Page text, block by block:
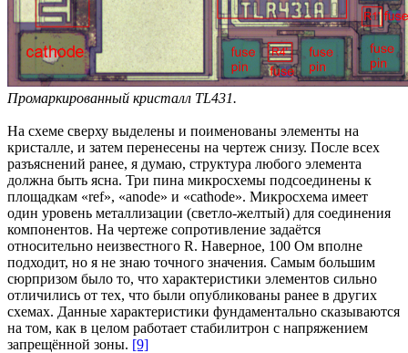
Промаркированный кристалл TL431.
На схеме сверху выделены и поименованы элементы на
кристалле, и затем перенесены на чертеж снизу. После всех
разъяснений ранее, я думаю, структура любого элемента
должна быть ясна. Три пина микросхемы подсоединены к
площадкам «ref», «anode» и «cathode». Микросхема имеет
один уровень металлизации (светло-желтый) для соединения
компонентов. На чертеже сопротивление задаётся
относительно неизвестного R. Наверное, 100 Ом вполне
подходит, но я не знаю точного значения. Самым большим
сюрпризом было то, что характеристики элементов сильно
отличились от тех, что были опубликованы ранее в других
схемах. Данные характеристики фундаментально сказываются
на том, как в целом работает стабилитрон с напряжением
запрещённой зоны. [9]